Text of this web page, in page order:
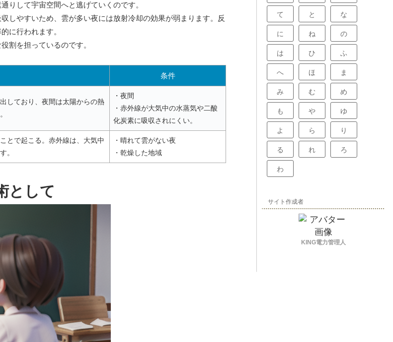
りして宇宙空間へと逃げていくのです。
しやすいため、雲が多い夜には放射冷却の効果が弱まります。反
に行われます。
割を担っているのです。
条件
しており、夜間は太陽からの熱
・夜間
・赤外線が大気中の水蒸気や二酸
化炭素に吸収されにくい。
とで起こる。赤外線は、大気中
。
・晴れて雲がない夜
・乾燥した地域
として
て と な
に ね の
は ひ ふ
へ ほ ま
み む め
も や ゆ
よ ら り
る れ ろ
わ
サイト作成者
KING電力管理人